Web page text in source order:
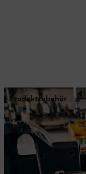
Produktzubehör